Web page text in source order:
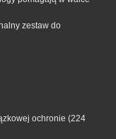
zestaw do
ochronie (224